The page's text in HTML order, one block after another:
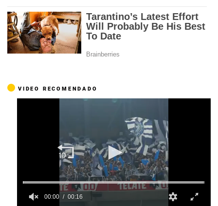
VIDEO RECOMENDADO
00:00 00:16